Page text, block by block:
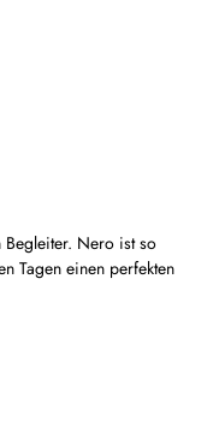
Begleiter. Nero ist so
Tagen einen perfekten